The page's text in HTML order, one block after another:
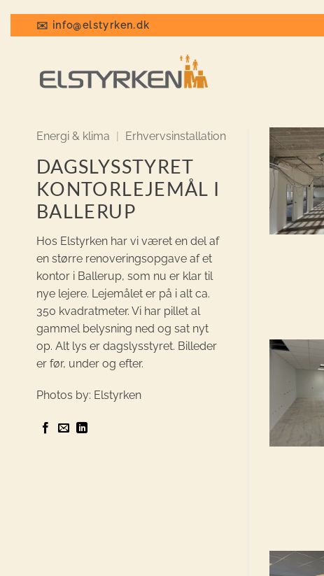
✉️ info@elstyrken.dk
Energi & klima | Erhvervsinstallation
DAGSLYSSTYRET
KONTORLEJEMÅL I
BALLERUP
Hos Elstyrken har vi været en del af
en større renoveringsopgave af et
kontor i Ballerup, som nu er klar til
nye lejere. Lejemålet er på i alt ca.
350 kvadratmeter. Vi har pillet al
gammel belysning ned og sat nyt
op. Alt lys er dagslysstyret. Billeder
er før, under og efter.
Photos by: Elstyrken